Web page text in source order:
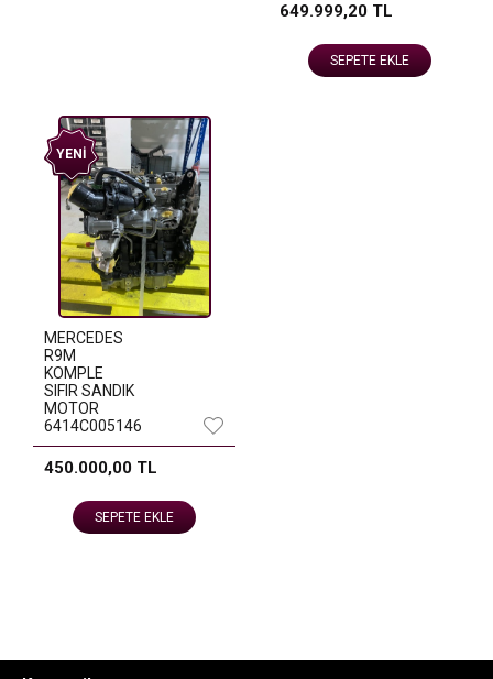
649.999,20 TL
SEPETE EKLE
YENI
MERCEDES
R9M
KOMPLE
SIFIR SANDIK
MOTOR
6414C005146
450.000,00 TL
SEPETE EKLE